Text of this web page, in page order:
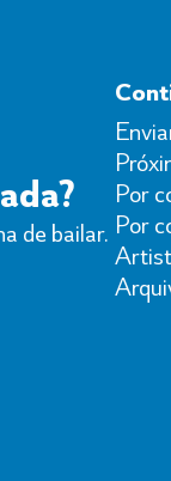
de bailar.
Por
Por